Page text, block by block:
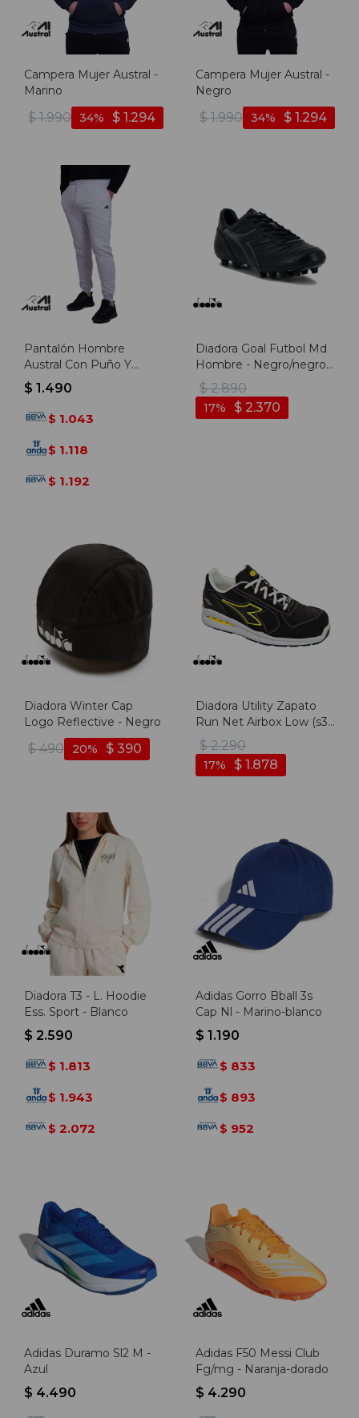
Campera Mujer Austral -
Marino
$ 1.990 $ 1.294
34
Campera Mujer Austral -
Negro
$ 1.990 $ 1.294
34
Pantalón Hombre
Austral Con Puño Y
Felpa - Gris Melange
$ 1.490
$ 1.043
$ 1.118
$ 1.192
Diadora Goal Futbol Md
Hombre - Negro/negro -
Negro-negro
$ 2.890
$ 2.370
17
Diadora Winter Cap
Logo Reflective - Negro
$ 490 $ 390
20
Diadora Utility Zapato
Run Net Airbox Low (s3
Src) - Negro-negro
$ 2.290
$ 1.878
17
Diadora T3 - L. Hoodie
Ess. Sport - Blanco
$ 2.590
$ 1.813
$ 1.943
$ 2.072
Adidas Gorro Bball 3s
Cap Nl - Marino-blanco
$ 1.190
$ 833
$ 893
$ 952
Adidas Duramo Sl2 M -
Azul
$ 4.490
Adidas F50 Messi Club
Fg/mg - Naranja-dorado
$ 4.290